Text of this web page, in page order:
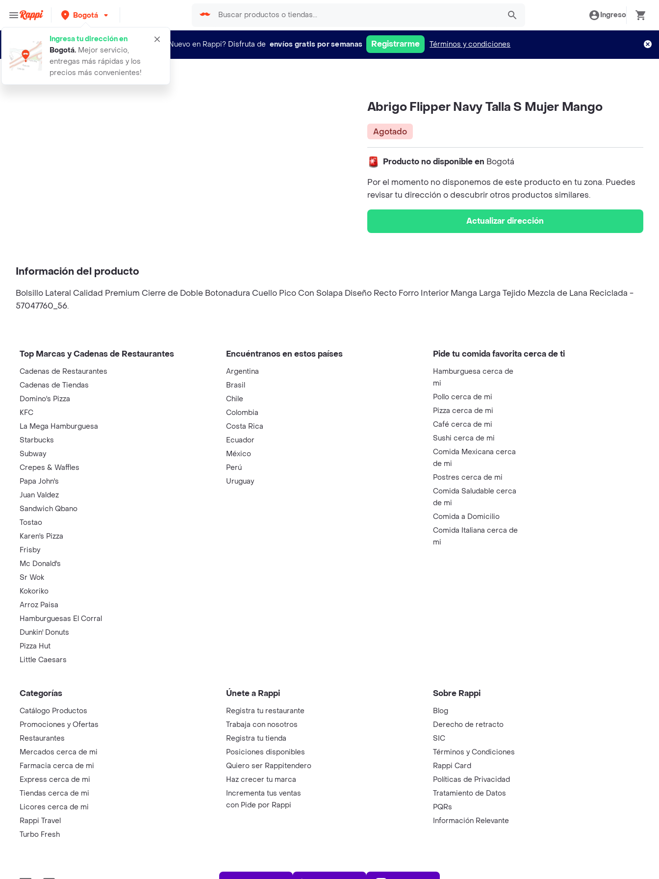
Bogotá
Ingresa tu dirección en
Bogotá. Mejor servicio,
entregas más rápidas y los
precios más convenientes!
Ingreso
¿Nuevo en Rappi? Disfruta de envíos gratis por semanas Registrarme Términos y condiciones
abrigo flipper navy talla s mujer m
Abrigo Flipper Navy Talla S Mujer Mango
Agotado
Producto no disponible en Bogotá
Por el momento no disponemos de este producto en tu zona. Puedes
revisar tu dirección o descubrir otros productos similares.
Actualizar dirección
Información del producto
Bolsillo Lateral Calidad Premium Cierre de Doble Botonadura Cuello Pico Con Solapa Diseño Recto Forro Interior Manga Larga Tejido Mezcla de Lana Reciclada -
57047760_56.
Top Marcas y Cadenas de Restaurantes
Cadenas de Restaurantes
Cadenas de Tiendas
Domino's Pizza
KFC
La Mega Hamburguesa
Starbucks
Subway
Crepes & Waffles
Papa John's
Juan Valdez
Sandwich Qbano
Tostao
Karen's Pizza
Frisby
Mc Donald's
Sr Wok
Kokoriko
Arroz Paisa
Hamburguesas El Corral
Dunkin' Donuts
Pizza Hut
Little Caesars
Encuéntranos en estos países
Argentina
Brasil
Chile
Colombia
Costa Rica
Ecuador
México
Perú
Uruguay
Pide tu comida favorita cerca de ti
Hamburguesa cerca de
mi
Pollo cerca de mi
Pizza cerca de mi
Café cerca de mi
Sushi cerca de mi
Comida Mexicana cerca
de mi
Postres cerca de mi
Comida Saludable cerca
de mi
Comida a Domicilio
Comida Italiana cerca de
mi
Categorías
Catálogo Productos
Promociones y Ofertas
Restaurantes
Mercados cerca de mi
Farmacia cerca de mi
Express cerca de mi
Tiendas cerca de mi
Licores cerca de mi
Rappi Travel
Turbo Fresh
Únete a Rappi
Registra tu restaurante
Trabaja con nosotros
Registra tu tienda
Posiciones disponibles
Quiero ser Rappitendero
Haz crecer tu marca
Incrementa tus ventas
con Pide por Rappi
Sobre Rappi
Blog
Derecho de retracto
SIC
Términos y Condiciones
Rappi Card
Políticas de Privacidad
Tratamiento de Datos
PQRs
Información Relevante
App Store Play Store AppGallery